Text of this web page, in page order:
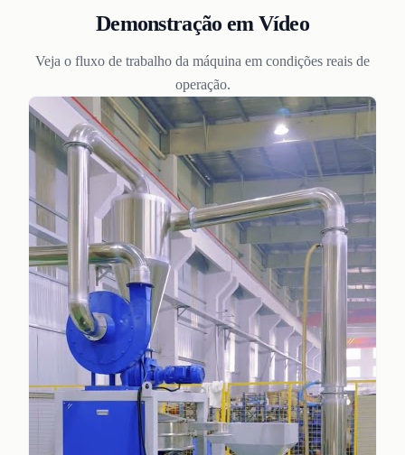
Demonstração em Vídeo
Veja o fluxo de trabalho da máquina em condições reais de
operação.